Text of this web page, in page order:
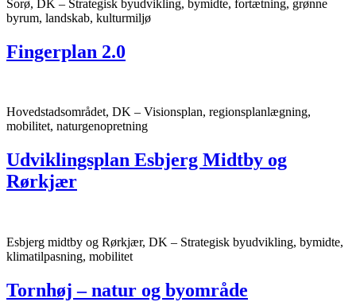
Sorø, DK – Strategisk byudvikling, bymidte, fortætning, grønne
byrum, landskab, kulturmiljø
Fingerplan 2.0
Hovedstadsområdet, DK – Visionsplan, regionsplanlægning,
mobilitet, naturgenopretning
Udviklingsplan Esbjerg Midtby og
Rørkjær
Esbjerg midtby og Rørkjær, DK – Strategisk byudvikling, bymidte,
klimatilpasning, mobilitet
Tornhøj – natur og byområde